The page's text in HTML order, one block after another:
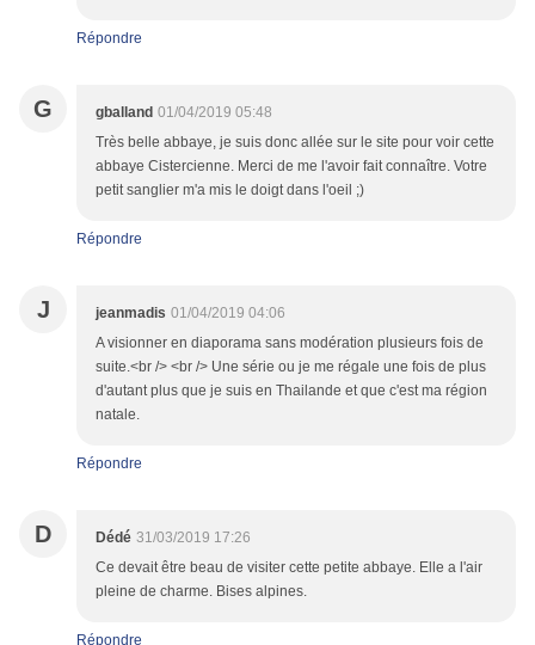
Répondre
G gballand 01/04/2019 05:48
Très belle abbaye, je suis donc allée sur le site pour voir cette
abbaye Cistercienne. Merci de me l'avoir fait connaître. Votre
petit sanglier m'a mis le doigt dans l'oeil ;)
Répondre
J jeanmadis 01/04/2019 04:06
A visionner en diaporama sans modération plusieurs fois de
suite.<br /> <br /> Une série ou je me régale une fois de plus
d'autant plus que je suis en Thailande et que c'est ma région
natale.
Répondre
D Dédé 31/03/2019 17:26
Ce devait être beau de visiter cette petite abbaye. Elle a l'air
pleine de charme. Bises alpines.
Répondre